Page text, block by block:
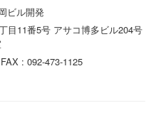
ビル開発
目11番5号 アサコ博多ビル204号
: 092-473-1125